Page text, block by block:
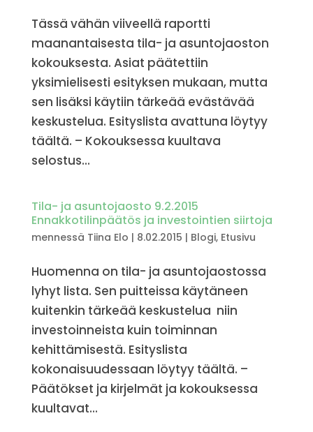
Tässä vähän viiveellä raportti
maanantaisesta tila- ja asuntojaoston
kokouksesta. Asiat päätettiin
yksimielisesti esityksen mukaan, mutta
sen lisäksi käytiin tärkeää evästävää
keskustelua. Esityslista avattuna löytyy
täältä. – Kokouksessa kuultava
selostus...
Tila- ja asuntojaosto 9.2.2015
Ennakkotilinpäätös ja investointien siirtoja
mennessä Tiina Elo | 8.02.2015 | Blogi, Etusivu
Huomenna on tila- ja asuntojaostossa
lyhyt lista. Sen puitteissa käytäneen
kuitenkin tärkeää keskustelua niin
investoinneista kuin toiminnan
kehittämisestä. Esityslista
kokonaisuudessaan löytyy täältä. –
Päätökset ja kirjelmät ja kokouksessa
kuultavat...